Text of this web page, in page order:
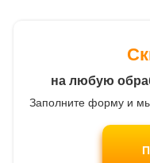
на любую
Заполните форму и